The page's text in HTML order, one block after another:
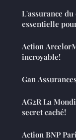
L'assurance
essentielle
Action
incroyable!
Gan
AG2R La
secret caché!
Action BNP